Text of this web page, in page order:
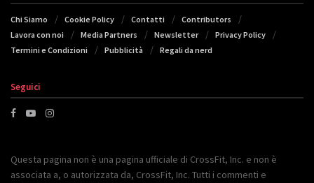
Chi Siamo Cookie Policy Contatti
Contributors
Lavora con noi
Media Partners Newsletter
Privacy Policy
Termini e Condizioni
Pubblicità Regali da nerd
Seguici
Questa pagina non è una pagina ufficiale di CrossFit, Inc. e non è
associata a, o autorizzata da, CrossFit, Inc. Tutti i commenti e